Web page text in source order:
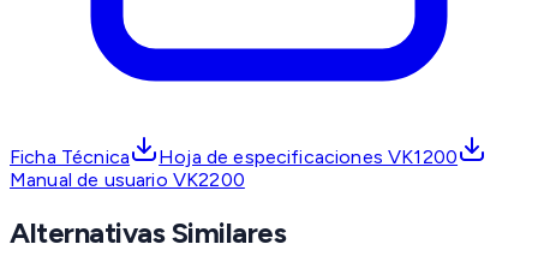
Ficha Técnica
Hoja de especificaciones VK1200
Manual de usuario VK2200
Alternativas Similares